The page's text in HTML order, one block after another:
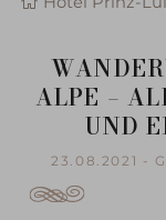
ALPE –
UND
23.08.2021 -